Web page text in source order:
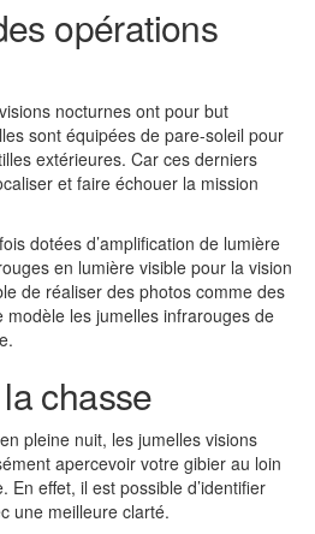
opérations
nocturnes ont pour but
sont équipées de pare-soleil pour
extérieures. Car ces derniers
et faire échouer la mission
dotées d’amplification de lumière
en lumière visible pour la vision
de réaliser des photos comme des
modèle les jumelles infrarouges de
chasse
pleine nuit, les jumelles visions
apercevoir votre gibier au loin
En effet, il est possible d’identifier
une meilleure clarté.